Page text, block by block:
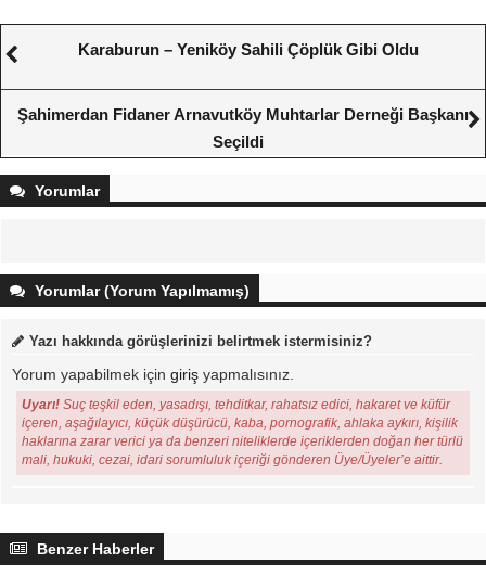
Karaburun – Yeniköy Sahili Çöplük Gibi Oldu
Şahimerdan Fidaner Arnavutköy Muhtarlar Derneği Başkanı
Seçildi
Yorumlar
Yorumlar (Yorum Yapılmamış)
Yazı hakkında görüşlerinizi belirtmek istermisiniz?
Yorum yapabilmek için giriş yapmalısınız.
Uyarı! Suç teşkil eden, yasadışı, tehditkar, rahatsız edici, hakaret ve küfür
içeren, aşağılayıcı, küçük düşürücü, kaba, pornografik, ahlaka aykırı, kişilik
haklarına zarar verici ya da benzeri niteliklerde içeriklerden doğan her türlü
mali, hukuki, cezai, idari sorumluluk içeriği gönderen Üye/Üyeler’e aittir.
Benzer Haberler